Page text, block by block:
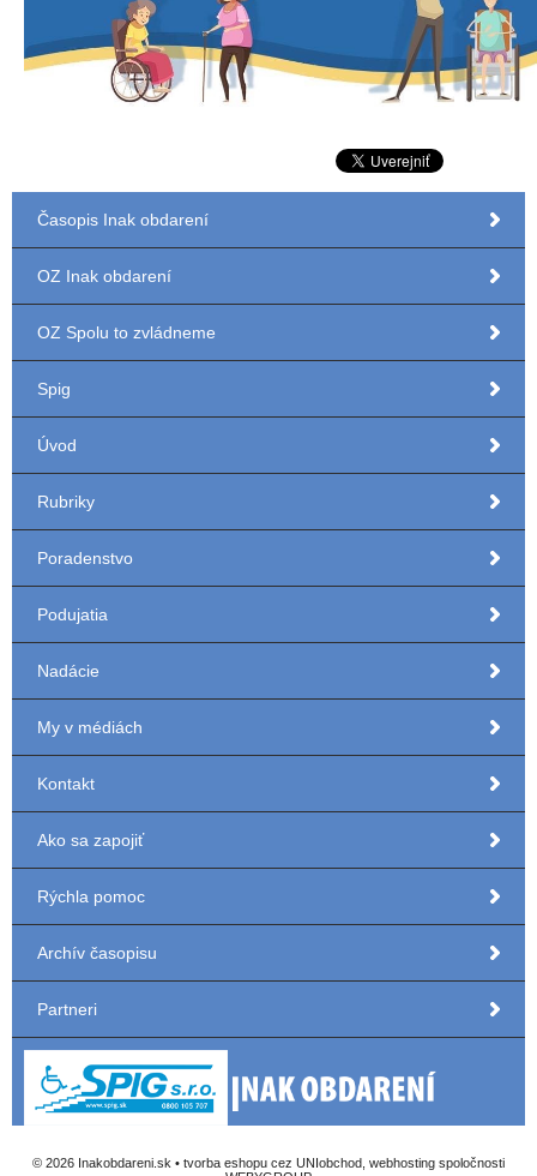
Časopis Inak obdarení
OZ Inak obdarení
OZ Spolu to zvládneme
Spig
Úvod
Rubriky
Poradenstvo
Podujatia
Nadácie
My v médiách
Kontakt
Ako sa zapojiť
Rýchla pomoc
Archív časopisu
Partneri
© 2026 Inakobdareni.sk • tvorba eshopu cez UNIobchod webhosting spoločnosti